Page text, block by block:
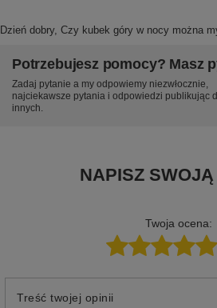
Dzień dobry, Czy kubek góry w nocy można
Potrzebujesz pomocy? Masz
Zadaj pytanie a my odpowiemy niezwłocznie,
najciekawsze pytania i odpowiedzi publikując
innych.
NAPISZ
Twoja ocena:
Treść twojej opinii